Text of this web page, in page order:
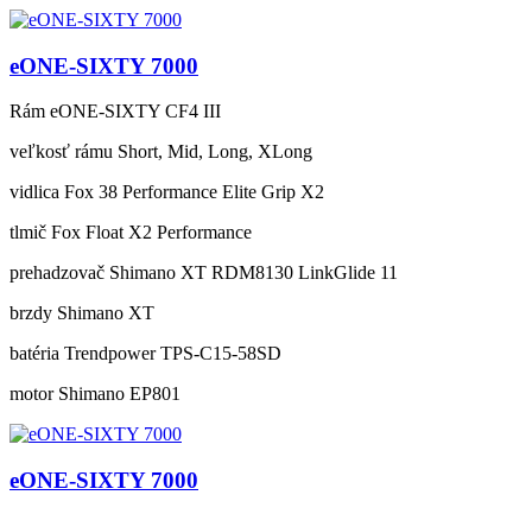
eONE-SIXTY 7000
Rám eONE-SIXTY CF4 III
veľkosť rámu Short, Mid, Long, XLong
vidlica Fox 38 Performance Elite Grip X2
tlmič Fox Float X2 Performance
prehadzovač Shimano XT RDM8130 LinkGlide 11
brzdy Shimano XT
batéria Trendpower TPS-C15-58SD
motor Shimano EP801
eONE-SIXTY 7000